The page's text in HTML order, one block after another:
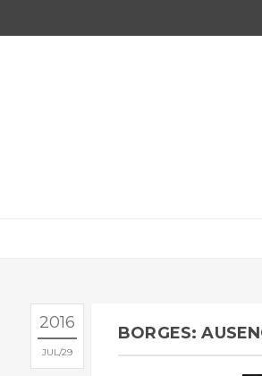
2016
JUL 29
BORGES: